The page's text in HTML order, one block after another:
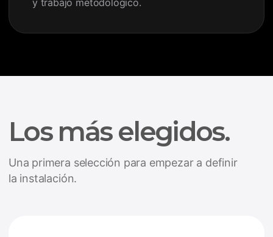
y trabajo metodológico.
Los más elegidos.
Una primera selección para empezar a definir
la instalación.